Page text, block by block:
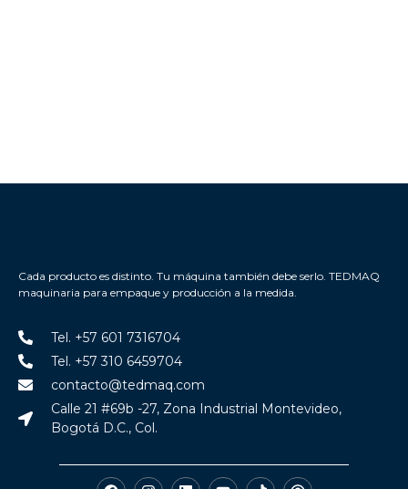
Cada producto es distinto. Tu máquina también debe serlo. TEDMAQ
maquinaria para empaque y producción a la medida.
Tel. +57 601 7316704
Tel. +57 310 6459704
contacto@tedmaq.com
Calle 21 #69b -27, Zona Industrial Montevideo,
Bogotá D.C., Col.